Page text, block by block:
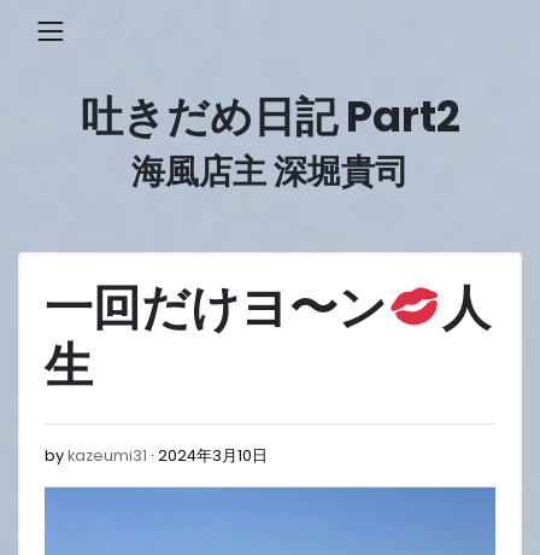
吐きだめ日記 Part2
海風店主 深堀貴司
一回だけヨ〜ン
人
生
bykazeumi31 2024年3月10日